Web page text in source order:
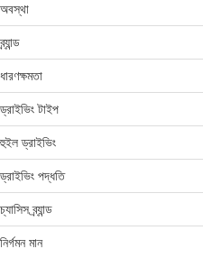
অবস্থা
ব্র্যান্ড
ধারণক্ষমতা
ড্রাইভিং টাইপ
হুইল ড্রাইভিং
ড্রাইভিং পদ্ধতি
চ্যাসিস ব্র্যান্ড
নির্গমন মান